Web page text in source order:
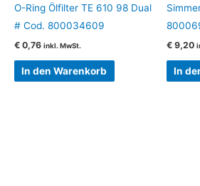
O-Ring Ölfilter TE 610 98 Dual
# Cod. 800034609
€ 0,76 inkl. MwSt.
In den Warenkorb
€ 9,20
In